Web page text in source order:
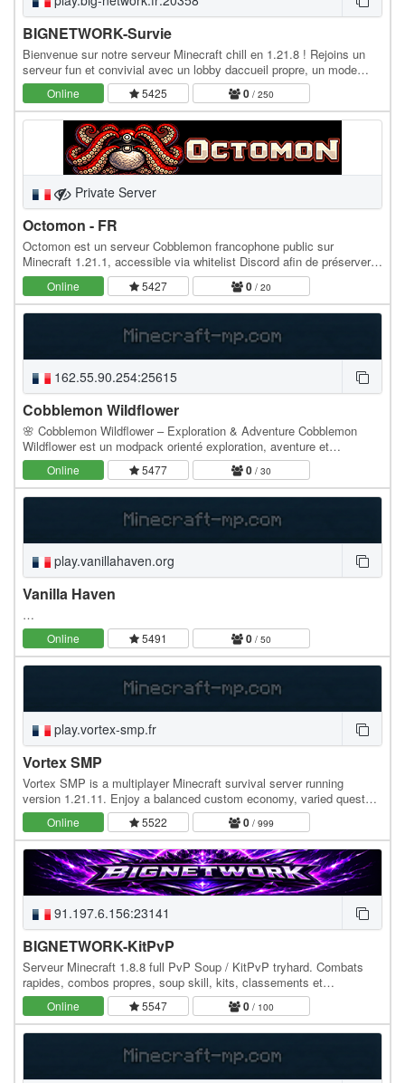
BIGNETWORK-Survie
Bienvenue sur notre serveur Minecraft chill en 1.21.8 ! Rejoins un
serveur fun et convivial avec un lobby daccueil propre, un mode
KitPvP Soup pour les vrais joueurs,…
Online 5425 0 / 250
Private Server
Octomon - FR
Octomon est un serveur Cobblemon francophone public sur
Minecraft 1.21.1, accessible via whitelist Discord afin de préserver
une communauté saine, mature et investie. Le…
Online 5427 0 / 20
162.55.90.254:25615
Cobblemon Wildflower
🌸 Cobblemon Wildflower – Exploration & Adventure Cobblemon
Wildflower est un modpack orienté exploration, aventure et
découverte, conçu pour offrir une expérience…
Online 5477 0 / 30
play.vanillahaven.org
Vanilla Haven
…
Online 5491 0 / 50
play.vortex-smp.fr
Vortex SMP
Vortex SMP is a multiplayer Minecraft survival server running
version 1.21.11. Enjoy a balanced custom economy, varied quests,
and a lifesteal system that makes every…
Online 5522 0 / 999
91.197.6.156:23141
BIGNETWORK-KitPvP
Serveur Minecraft 1.8.8 full PvP Soup / KitPvP tryhard. Combats
rapides, combos propres, soup skill, kits, classements et
récompenses de vote. Rejoins BIGNETWORK Soup,…
Online 5547 0 / 100